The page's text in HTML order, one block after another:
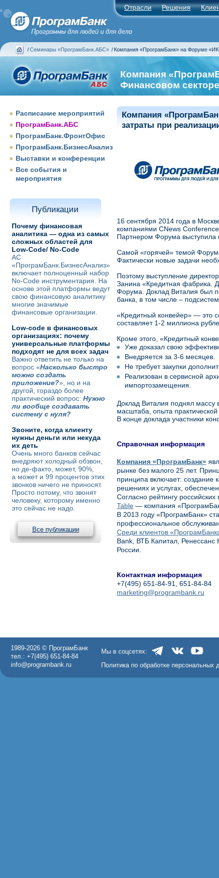
Отрасли Решения
/ Семинары «ПрограмБанк.АБС» / Компания «ПрограмБанк» на Форуме
Компания
Финансовом
Расписание мероприятий
ПрограмБанк.АБС
ПрограмБанк.ФронтОфис
ПрограмБанк.БизнесАнализ
Выставки и конференции
Все события и
мероприятия
Публикации
Почему финансовая
аналитика — одна из самых
сложных областей для
Low-Code/ No-Code
АС
«ПрограмБанк.БизнесАнализ»
включает полноценный набор
No-Code инструментария. На
основе этой платформы ведут
свою финансовую аналитику
многие значимые
финансовые организации.
Low-code в финансовых
организациях: почему
универсальные платформы
подходят не для всех задач
Важно ответить не только на
вопрос «Насколько быстро
можно создать
приложение?», но и на
другой, гораздо более
практический вопрос: Нужно
ли вообще создавать
систему с нуля?
Звоните, когда клиенту
нужны деньги или некуда
их деть
Очень много банков сейчас
внедряют холодный обзвон,
но де-факто, может, 90%,
а может и 99 процентов этих
звонков ничего не приносят.
Просто потому, что звонят
человеку, которому именно
это сейчас не надо.
Все публикации
Компания
затраты при
16 сентября 2014 года в
компаниями CNews
Партнером Форума выступила
Самой «горячей» темой
Фактически новые задачи
Поэтому выступление
Занина «Кредитная фабрика.
Форума. Доклад Виталия был
банка, в том числе –
«Кредитный конвейер» — это
составляет 1-2 миллиона
Кроме этого, «Кредитный
Уже доказал свою
Внедряется за 3-6 месяцев.
Не требует закупки
Реализован в сервисной
импортозамещения.
Доклад Виталия поднял массу
масштаба, опыта
В конце доклада участники
Справочная информация
Компания «ПрограмБанк»
рынке без малого 25 лет.
принципа включает: создание
решениях и услугах,
Согласно рейтингу
Table— компания
В 2013 году «ПрограмБанк»
профессиональное
Среди клиентов
Bank, ВТБ Капитал, Ренессанс
России.
Контактная информация
+7(495) 651-84-91, 651-84-84
marketing@programbank.ru
1989-2026 © ПрограмБанк
тел.: +7(495) 651-84-84
info@programbank.ru
Мы в соцсетях:
Политика по обработке персональных